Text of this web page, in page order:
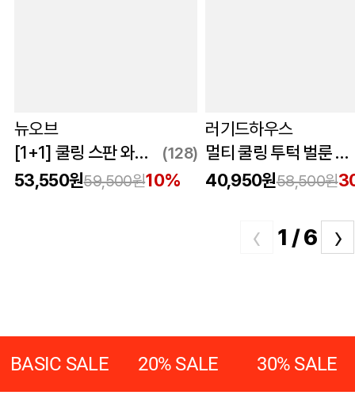
뉴오브
[1+1] 쿨링 스판 와이드 밴딩 데님팬츠
(128)
53,550원59,500원10%
러기드하우스
멀티 쿨링 투턱 벌룬 밴딩 팬츠 블랙
40,950원58,500원
‹ 1 / 6 ›
BASIC SALE 20% SALE 30% SALE